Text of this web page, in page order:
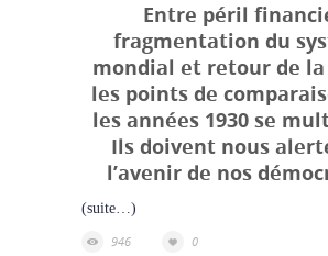
Entre péril
fragmentation du
mondial et retour de la
les points de
les années 1930 se
Ils doivent nous
l’avenir de nos
(suite…)
946
0